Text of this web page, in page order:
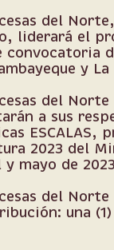
del
liderará el
y
del
a sus
2023 del
mayo de
del
una (1)